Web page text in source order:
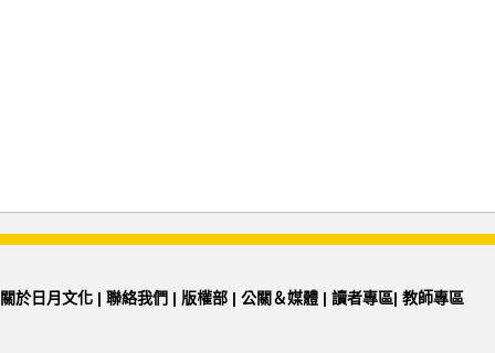
關於日月文化 | 聯絡我們 | 版權部 | 公關＆媒體 | 讀者專區| 教師專區